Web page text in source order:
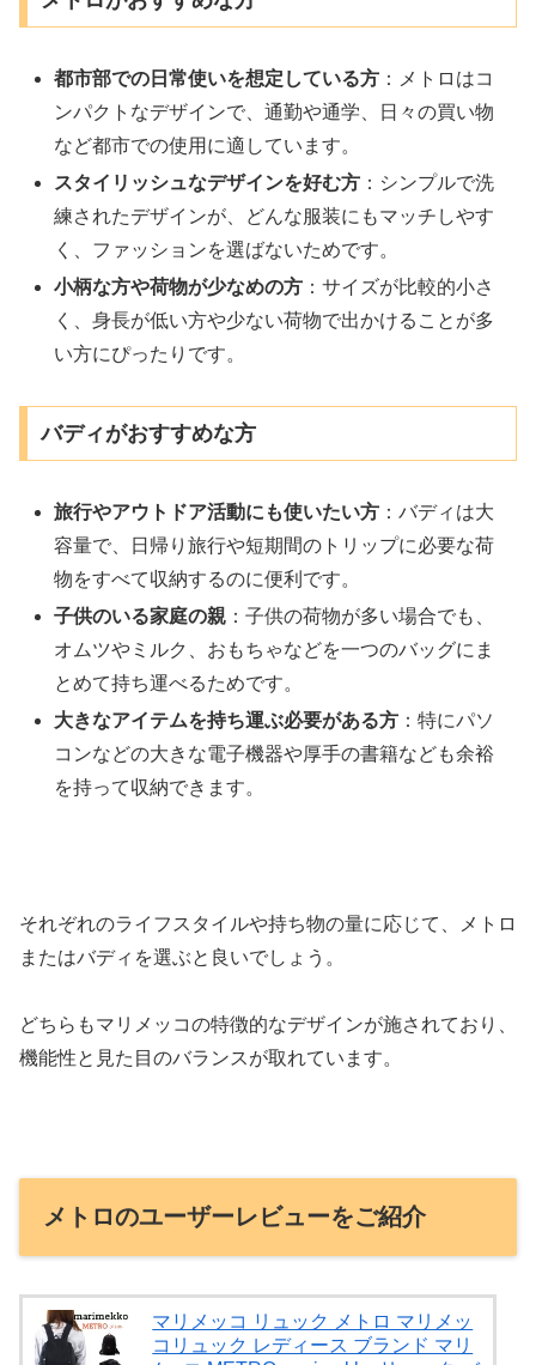
都市部での日常使いを想定している方 ：メトロはコ
ンパクトなデザインで、通勤や通学、日々の買い物
など都市での使用に適しています。
スタイリッシュなデザインを好む方 ：シンプルで洗
練されたデザインが、どんな服装にもマッチしやす
く、ファッションを選ばないためです。
小柄な方や荷物が少なめの方 ：サイズが比較的小さ
く、身長が低い方や少ない荷物で出かけることが多
い方にぴったりです。
バディがおすすめな方
旅行やアウトドア活動にも使いたい方 ：バディは大
容量で、日帰り旅行や短期間のトリップに必要な荷
物をすべて収納するのに便利です。
子供のいる家庭の親 ：子供の荷物が多い場合でも、
オムツやミルク、おもちゃなどを一つのバッグにま
とめて持ち運べるためです。
大きなアイテムを持ち運ぶ必要がある方 ：特にパソ
コンなどの大きな電子機器や厚手の書籍なども余裕
を持って収納できます。
それぞれのライフスタイルや持ち物の量に応じて、メトロ
またはバディを選ぶと良いでしょう。
どちらもマリメッコの特徴的なデザインが施されており、
機能性と見た目のバランスが取れています。
メトロのユーザーレビューをご紹介
マリメッコ リュック メトロ マリメッ
コリュック レディース ブランド マリ